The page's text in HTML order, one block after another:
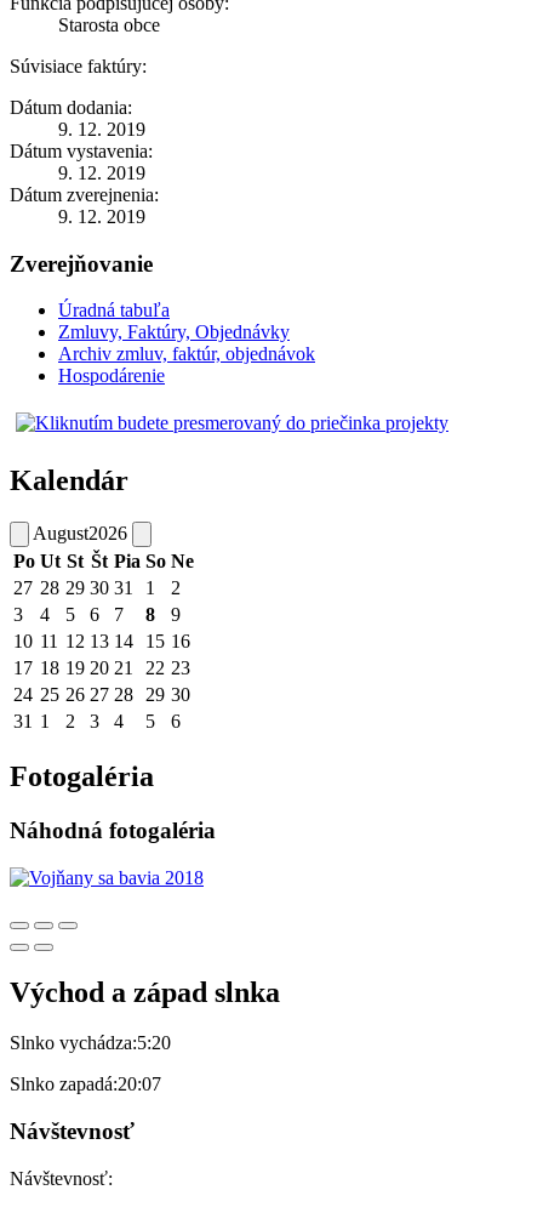
Starosta obce
Súvisiace faktúry:
Dátum dodania:
9. 12. 2019
Dátum vystavenia:
9. 12. 2019
Dátum zverejnenia:
9. 12. 2019
Zverejňovanie
Úradná tabuľa
Zmluvy, Faktúry, Objednávky
Archiv zmluv, faktúr, objednávok
Hospodárenie
Kalendár
August2026
Po Ut St Št Pia So Ne
27 28 29 30 31 1
2
3
4 5 6 7 8
9
10 11 12 13 14 15 16
17 18 19 20 21 22 23
24 25 26 27 28 29 30
31 1 2 3 4 5 6
Fotogaléria
Náhodná fotogaléria
Východ a západ slnka
Slnko vychádza:5:20
Slnko zapadá:20:07
Návštevnosť
Návštevnosť: